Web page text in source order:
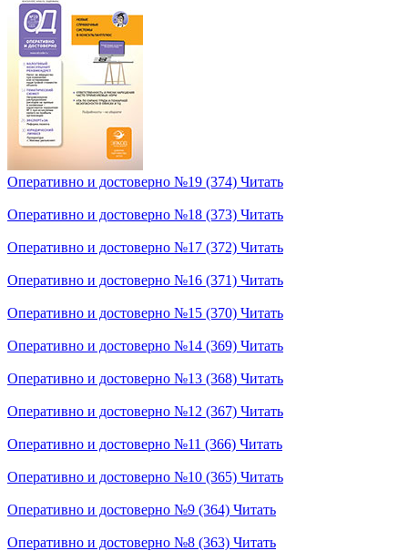
Оперативно и достоверно №19 (374) Читать
Оперативно и достоверно №18 (373) Читать
Оперативно и достоверно №17 (372) Читать
Оперативно и достоверно №16 (371) Читать
Оперативно и достоверно №15 (370) Читать
Оперативно и достоверно №14 (369) Читать
Оперативно и достоверно №13 (368) Читать
Оперативно и достоверно №12 (367) Читать
Оперативно и достоверно №11 (366) Читать
Оперативно и достоверно №10 (365) Читать
Оперативно и достоверно №9 (364) Читать
Оперативно и достоверно №8 (363) Читать